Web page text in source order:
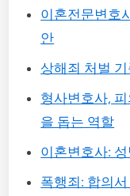
이혼전문변호
안
상해죄 처벌
형사변호사,
을 돕는 역할
이혼변호사:
폭행죄: 합의